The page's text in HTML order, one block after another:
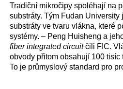
Tradiční mikročipy spoléhají na
substráty. Tým Fudan University
substráty ve tvaru vlákna, které
systémy. – Peng Huisheng a
fiber integrated circuitčili FIC.
obvody přitom obsahují 100 tisíc
To je průmyslový standard pro